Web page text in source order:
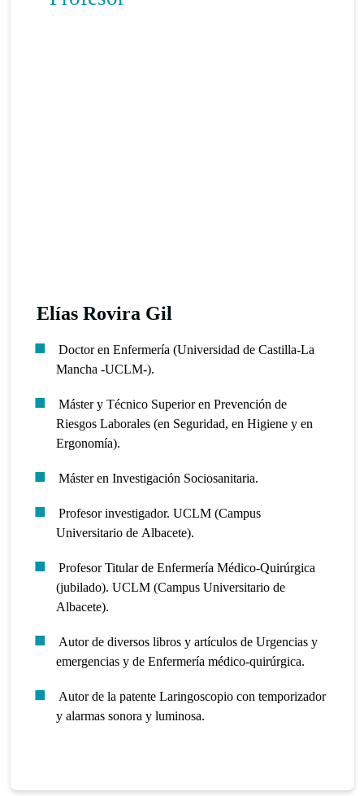
Elías Rovira Gil
Doctor en Enfermería (Universidad de Castilla-La
Mancha -UCLM-).
Máster y Técnico Superior en Prevención de
Riesgos Laborales (en Seguridad, en Higiene y en
Ergonomía).
Máster en Investigación Sociosanitaria.
Profesor investigador. UCLM (Campus
Universitario de Albacete).
Profesor Titular de Enfermería Médico-Quirúrgica
(jubilado). UCLM (Campus Universitario de
Albacete).
Autor de diversos libros y artículos de Urgencias y
emergencias y de Enfermería médico-quirúrgica.
Autor de la patente Laringoscopio con temporizador
y alarmas sonora y luminosa.